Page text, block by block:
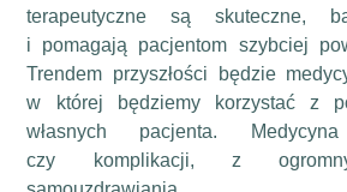
terapeutyczne są skuteczne,
i pomagają pacjentom szybciej
Trendem przyszłości będzie
w której będziemy korzystać z
własnych pacjenta.
czy komplikacji, z